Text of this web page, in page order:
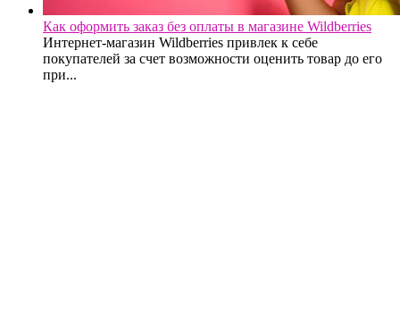
Как оформить заказ без оплаты в магазине Wildberries
Интернет-магазин Wildberries привлек к себе
покупателей за счет возможности оценить товар до его
при...